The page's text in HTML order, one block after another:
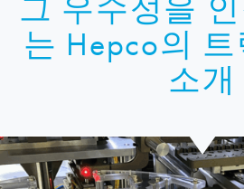
그 우수성을
는 Hepco의
소개